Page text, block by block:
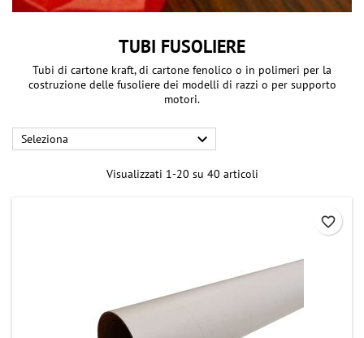
TUBI FUSOLIERE
Tubi di cartone kraft, di cartone fenolico o in polimeri per la
costruzione delle fusoliere dei modelli di razzi o per supporto
motori.
Seleziona 
Visualizzati 1-20 su 40 articoli
favorite_border